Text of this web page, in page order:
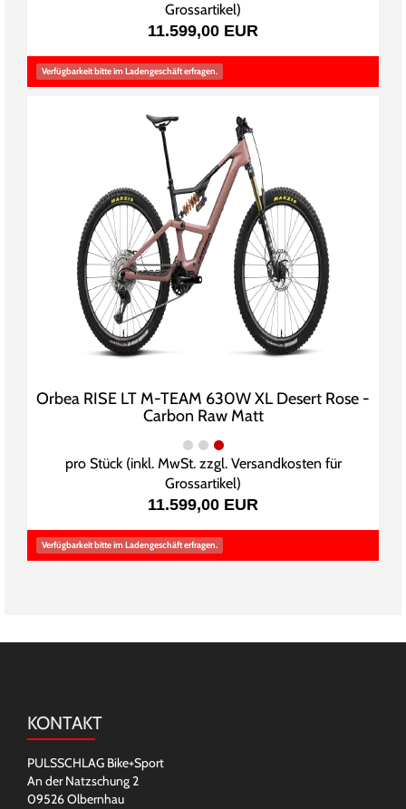
Grossartikel)
11.599,00 EUR
Verfügbarkeit bitte im Ladengeschäft erfragen.
Orbea RISE LT M-TEAM 630W XL Desert Rose -
Carbon Raw Matt
pro Stück (inkl. MwSt. zzgl. Versandkosten für
Grossartikel)
11.599,00 EUR
Verfügbarkeit bitte im Ladengeschäft erfragen.
KONTAKT
PULSSCHLAG Bike+Sport
An der Natzschung 2
09526 Olbernhau